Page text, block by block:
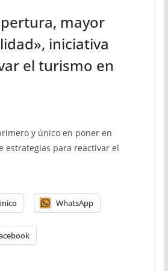
mayor
iniciativa
el turismo en
y único en poner en
estrategias para reactivar el
WhatsApp